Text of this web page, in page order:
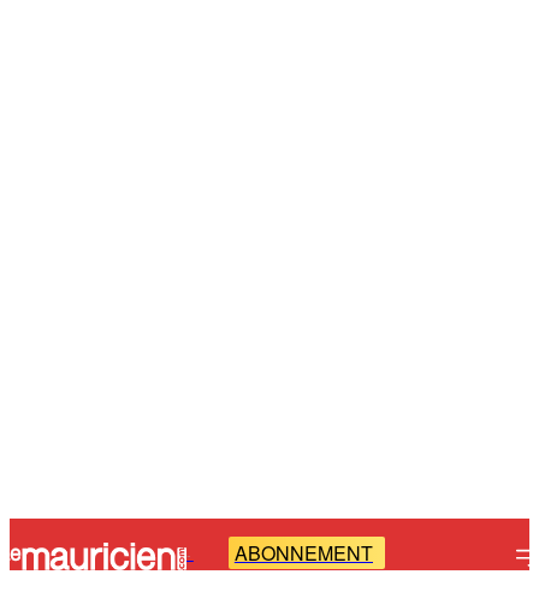
- ABONNEMENT